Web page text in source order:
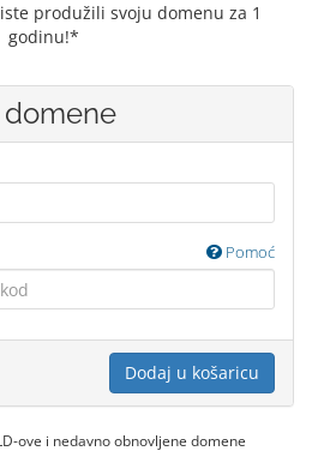
produžili svoju domenu za 1
godinu!*
domene
Pomoć
Dodaj u košaricu
ove i nedavno obnovljene domene